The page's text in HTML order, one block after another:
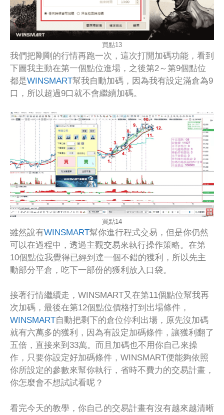
買點13
我們把剛剛的行情再跑一次，這次打開加碼功能，看到
下圖我主動在第一個點位進場，之後第2～第9個點位
都是WINSMART幫我自動加碼，因為我有設定滿倉為9
口，所以超過9口就不會繼續加碼。
買點14
雖然說有WINSMART幫你進行程式交易，但是你仍然
可以在過程中，透過主觀交易來執行操作策略。在第
10個點位我覺得已經到達一個不錯的獲利，所以先主
動部分平倉，吃下一部份的獲利放入口袋。
接著行情繼續走，WINSMART又在第11個點位幫我再
次加碼，最後在第12個點位價格打到出場條件，
WINSMART自動把剩下的倉位停利出場，原先沒加碼
就有六萬多的獲利，因為有設定加碼條件，讓獲利翻了
五倍，直接來到33萬。而且加碼也不用你自己來操
作，只要你設定好加碼條件，WINSMART便能夠依照
你所設定的參數來幫你執行，省時不費力的交易計畫，
你怎麼會不想試試看呢？
看完今天的教學，你自己的交易計畫有沒有越來越清晰